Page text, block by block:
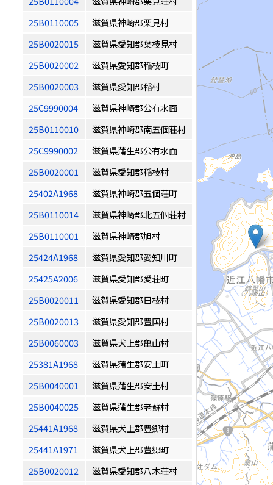
25B0110005
滋賀県神崎郡栗見村
25B0020015
滋賀県愛知郡葉枝見村
25B0020002
滋賀県愛知郡稲枝町
25B0020003
滋賀県愛知郡稲村
25C9990004
滋賀県神崎郡公有水面
25B0110010
滋賀県神崎郡南五個荘村
25C9990002
滋賀県蒲生郡公有水面
25B0020001
滋賀県愛知郡稲枝村
25402A1968
滋賀県神崎郡五個荘町
25B0110014
滋賀県神崎郡北五個荘村
25B0110001
滋賀県神崎郡旭村
25424A1968
滋賀県愛知郡愛知川町
25425A2006
滋賀県愛知郡愛荘町
25B0020011
滋賀県愛知郡日枝村
25B0020013
滋賀県愛知郡豊国村
25B0060003
滋賀県犬上郡亀山村
25381A1968
滋賀県蒲生郡安土町
25B0040001
滋賀県蒲生郡安土村
25B0040025
滋賀県蒲生郡老蘇村
25441A1968
滋賀県犬上郡豊郷村
25441A1971
滋賀県犬上郡豊郷町
25B0020012
滋賀県愛知郡八木荘村